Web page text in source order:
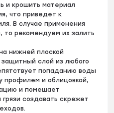
и крошить материал
что приведет к
В случае применения
то рекомендуем их залить
нижней плоской
слой из любого
попаданию воды
профилем и облицовкой,
и помешает
создавать скрежет